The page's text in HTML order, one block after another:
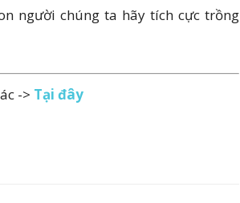
người chúng ta hãy tích cực trồng
-> Tại đây